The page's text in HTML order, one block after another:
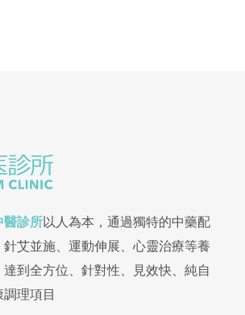
醫診所以人為本，通過獨特的中藥配
艾並施、運動伸展、心靈治療等養
到全方位、針對性、見效快、純自
理項目